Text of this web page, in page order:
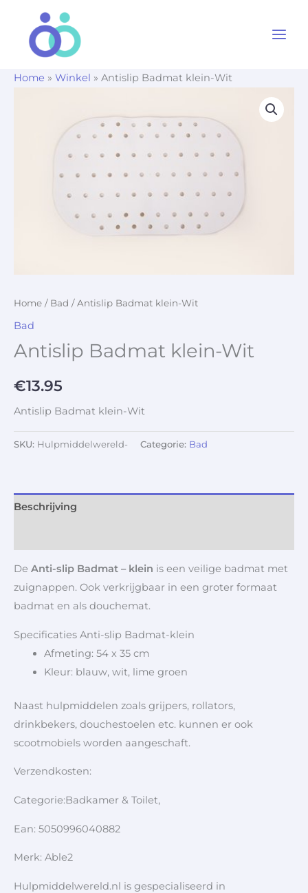
Home » Winkel » Antislip Badmat klein-Wit
Home / Bad / Antislip Badmat klein-Wit
Bad
Antislip Badmat klein-Wit
€13.95
Antislip Badmat klein-Wit
SKU: Hulpmiddelwereld- Categorie: Bad
Beschrijving
De Anti-slip Badmat – klein is een veilige badmat met
zuignappen. Ook verkrijgbaar in een groter formaat
badmat en als douchemat.
Specificaties Anti-slip Badmat-klein
Afmeting: 54 x 35 cm
Kleur: blauw, wit, lime groen
Naast hulpmiddelen zoals grijpers, rollators,
drinkbekers, douchestoelen etc. kunnen er ook
scootmobiels worden aangeschaft.
Verzendkosten:
Categorie:Badkamer & Toilet,
Ean: 5050996040882
Merk: Able2
Hulpmiddelwereld.nl is gespecialiseerd in